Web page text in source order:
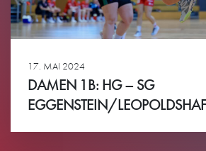
17. MAI 2024
DAMEN 1B: HG – SG
EGGENSTEIN/